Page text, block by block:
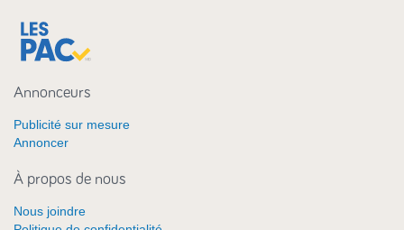
Annonceurs
Publicité sur mesure
Annoncer
À propos de nous
Nous joindre